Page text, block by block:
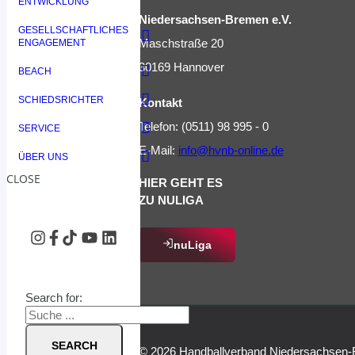
GESELLSCHAFTLICHES
ENGAGEMENT
BEACH
SCHIEDSRICHTER
SERVICE
ÜBER UNS
CLOSE
Search for:
SEARCH
Niedersachsen-Bremen e.V.
Maschstraße 20
30169 Hannover
Kontakt
Telefon: (0511) 98 995 - 0
E-Mail: info@hvnb-online.de
HIER GEHT ES
ZU NULIGA
nuLiga
© 2026 Handballverband Niedersachsen-